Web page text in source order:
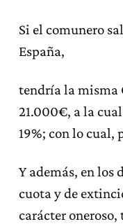
Si el comunero
España,
tendría la misma
21.000€, a la
19%; con lo cual,
Y además, en los
cuota y de
carácter